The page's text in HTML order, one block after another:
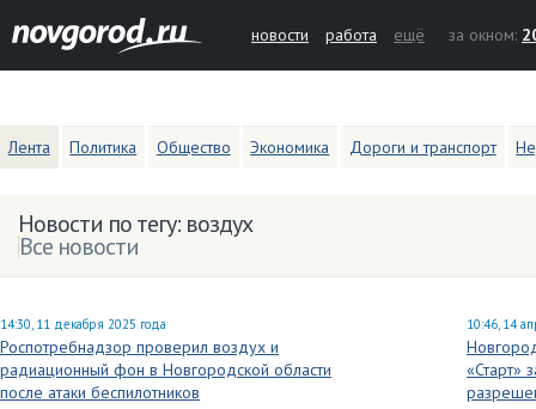
новости работа ещё за окном:
Лента Политика Общество Экономика Дороги и транспорт
Новости по тегу: воздух
Все новости
14:30, 11 декабря 2025 года
Роспотребнадзор проверил воздух и
радиационный фон в Новгородской области
после атаки беспилотников
10:46, 14
«Старт»